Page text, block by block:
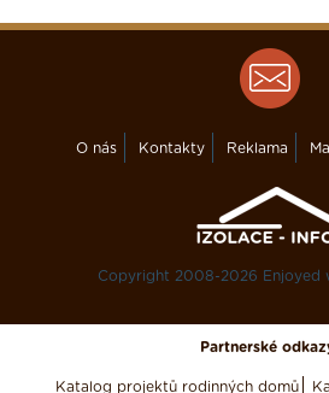
O nás Kontakty Reklama
Copyright 2008-2026 Enjoyed
Partnerské
Katalog projektů rodinných domů